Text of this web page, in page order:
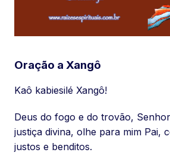
Oração a Xangô
Kaô kabiesilé Xangô!
Deus do fogo e do trovão,
justiça divina, olhe para mim Pai,
justos e benditos.